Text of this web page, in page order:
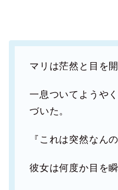
マリは茫然と目を開
一息ついてようや
づいた。
『これは突然なん
彼女は何度か目を瞬